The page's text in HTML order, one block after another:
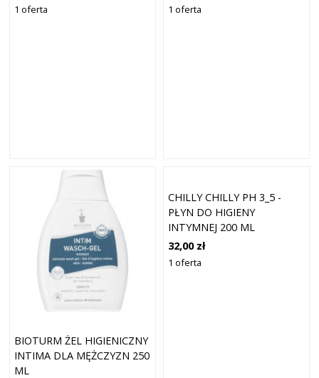
1 oferta 1 oferta
BIOTURM ŻEL HIGIENICZNY
INTIMA DLA MĘŻCZYZN 250
ML
CHILLY CHILLY PH 3_5 -
PŁYN DO HIGIENY
INTYMNEJ 200 ML
32,00 zł
1 oferta